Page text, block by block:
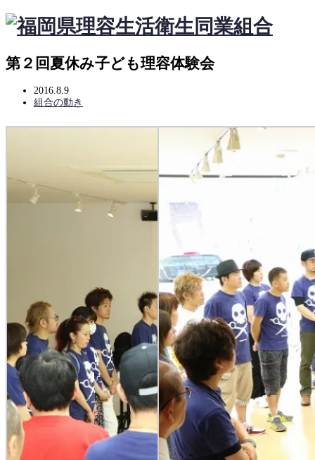
第２回夏休み子ども理容体験会
2016.8.9
組合の動き